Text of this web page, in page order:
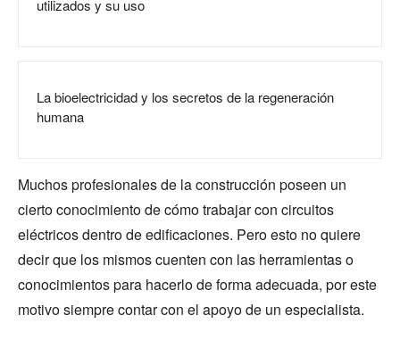
utilizados y su uso
La bioelectricidad y los secretos de la regeneración
humana
Muchos profesionales de la construcción poseen un
cierto conocimiento de cómo trabajar con circuitos
eléctricos dentro de edificaciones. Pero esto no quiere
decir que los mismos cuenten con las herramientas o
conocimientos para hacerlo de forma adecuada, por este
motivo siempre contar con el apoyo de un especialista.